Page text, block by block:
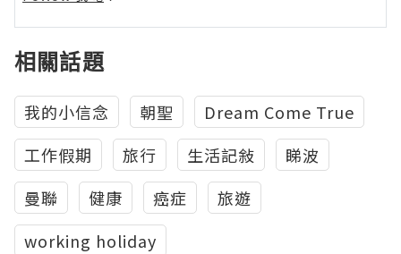
相關話題
我的小信念 朝聖
Dream Come True
工作假期
旅行 生活記敍
睇波
曼聯
健康 癌症
旅遊
working holiday